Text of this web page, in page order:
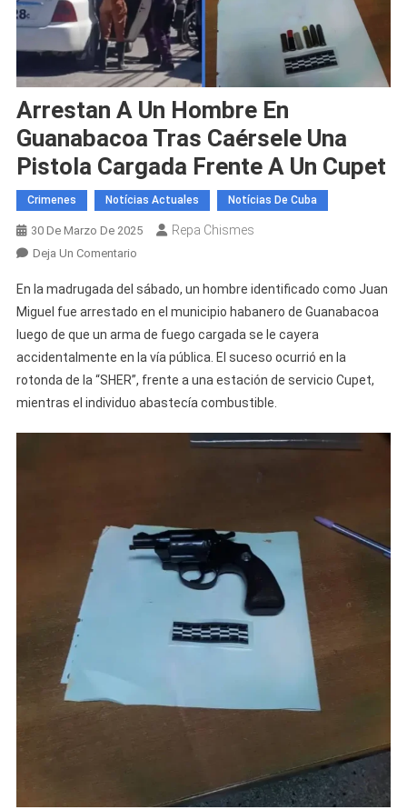
Arrestan A Un Hombre En
Guanabacoa Tras Caérsele Una
Pistola Cargada Frente A Un Cupet
Crimenes Notícias Actuales Notícias De Cuba
30 De Marzo De 2025 Repa Chismes
Deja Un ComentarioEn
A
Un
Hombre
En
Guanabacoa
Tras
A
Un
Cupet
En la madrugada del sábado, un hombre identificado como Juan
Miguel fue arrestado en el municipio habanero de Guanabacoa
luego de que un arma de fuego cargada se le cayera
accidentalmente en la vía pública. El suceso ocurrió en la
rotonda de la “SHER”, frente a una estación de servicio Cupet,
mientras el individuo abastecía combustible.